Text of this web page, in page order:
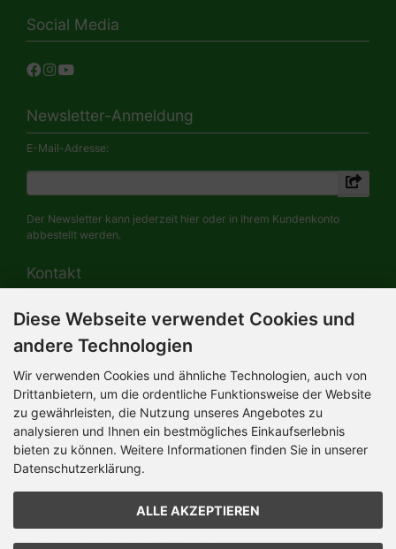
Social Media
Newsletter-Anmeldung
E-Mail-Adresse:
Der Newsletter kann jederzeit hier oder in Ihrem Kundenkonto
abbestellt werden.
Kontakt
HERMANN-Spielwaren GmbH
Werksverkauf / Postadresse:
Im Grund 9-11
Mo-Do 8.00 bis 16.30 Uhr
Bürozeiten:
Mo-Do 8.00 bis 16.30 Uhr
Fr 8.00 bis 12.30 Uhr
+49 (0) 09561 85900
info@hermann.de
Geschäftsführer
Martin Hermann
Handelsregister Amtsgericht Coburg
Diese Webseite verwendet Cookies und
andere Technologien
Wir verwenden Cookies und ähnliche Technologien, auch von
Drittanbietern, um die ordentliche Funktionsweise der Website
zu gewährleisten, die Nutzung unseres Angebotes zu
analysieren und Ihnen ein bestmögliches Einkaufserlebnis
bieten zu können. Weitere Informationen finden Sie in unserer
Datenschutzerklärung.
ALLE AKZEPTIEREN